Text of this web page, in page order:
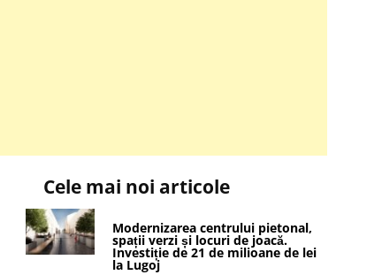
Cele mai noi articole
Modernizarea centrului pietonal,
spații verzi și locuri de joacă.
Investiție de 21 de milioane de lei
la Lugoj